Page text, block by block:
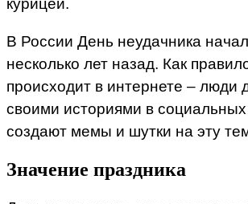
курицей.
В России День неудачника
несколько лет назад. Как
происходит в интернете – люди
своими историями в социальных
создают мемы и шутки на эту
Значение праздника